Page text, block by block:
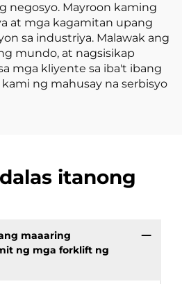
negosyo. Mayroon kaming
at mga kagamitan upang
sa industriya. Malawak ang
mundo, at nagsisikap
mga kliyente sa iba't ibang
ng mahusay na serbisyo
itanong
maaaring
ng mga forklift ng